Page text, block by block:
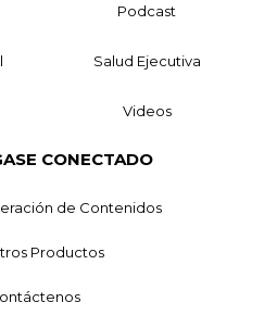
Podcast
Salud Ejecutiva
Videos
CONECTADO
de Contenidos
Productos